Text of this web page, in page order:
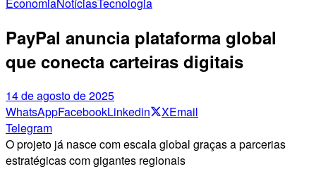
PayPal anuncia plataforma global
que conecta carteiras digitais
14 de agosto de 2025
WhatsAppFacebookLinkedin XEmail
Telegram
O projeto já nasce com escala global graças a parcerias
estratégicas com gigantes regionais